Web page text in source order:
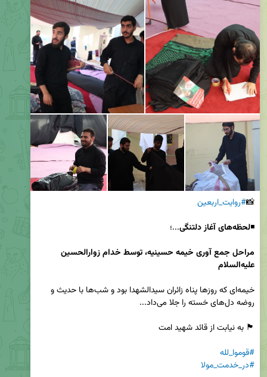
📸#روایت_اربعین
◾️لحظه‌های آغاز دلتنگی
عليه‌السلام
#قوموا_لله
#در_خدمت_مولا